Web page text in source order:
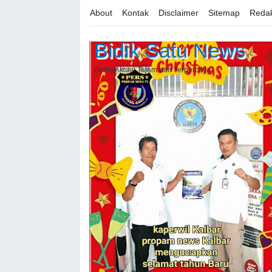
About Kontak Disclaimer Sitemap
Bidik Satu News
Berita Aktual Tajam dan Terpercaya